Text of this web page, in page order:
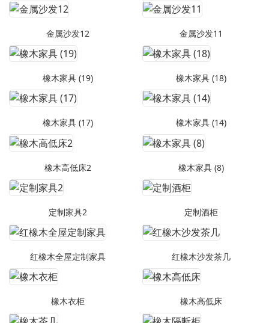
金属沙发12 金属沙发11
橡木家具 (19) 橡木家具 (18)
橡木家具 (17) 橡木家具 (14)
橡木高低床2 橡木家具 (8)
定制家具2 定制酒柜
红橡木全屋定制家具 红橡木沙发茶几
橡木衣柜 橡木高低床